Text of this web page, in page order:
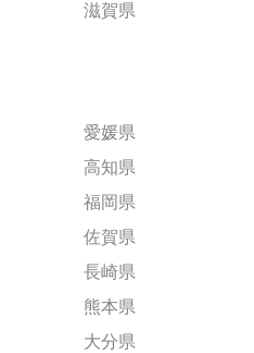
滋賀県
愛媛県
高知県
福岡県
佐賀県
長崎県
熊本県
大分県